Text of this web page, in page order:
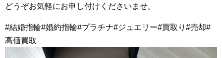
どうぞお気軽にお申し付けくださいませ。
#結婚指輪#婚約指輪#プラチナ#ジュエリー#買取り#売却#
高価買取